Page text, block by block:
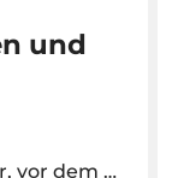
und
um 09h45 Uhr